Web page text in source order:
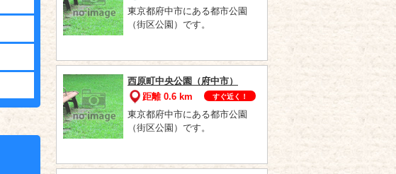
東京都府中市にある都市公園
（街区公園）です。
西原町中央公園（府中市）
距離 0.6 km
すぐ近く！
東京都府中市にある都市公園
（街区公園）です。